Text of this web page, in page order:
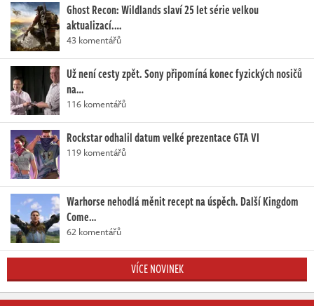
Ghost Recon: Wildlands slaví 25 let série velkou
aktualizací.…
43 komentářů
Už není cesty zpět. Sony připomíná konec fyzických nosičů
na…
116 komentářů
Rockstar odhalil datum velké prezentace GTA VI
119 komentářů
Warhorse nehodlá měnit recept na úspěch. Další Kingdom
Come…
62 komentářů
VÍCE NOVINEK